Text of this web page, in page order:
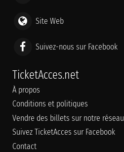
Site Web
Suivez-nous sur Facebook
TicketAcces.net
À propos
Conditions et politiques
Vendre des billets sur notre réseau
Suivez TicketAcces sur Facebook
Contact